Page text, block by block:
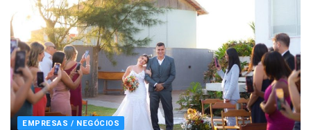
EMPRESAS / NEGÓCIOS